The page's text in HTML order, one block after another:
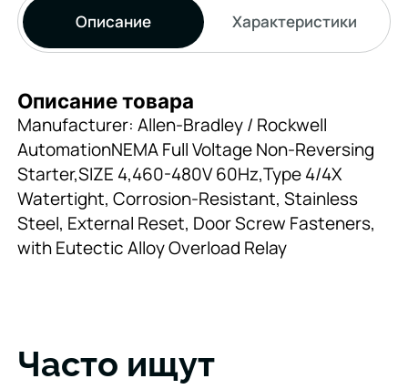
Описание Характеристики
Описание товара
Manufacturer: Allen-Bradley / Rockwell
AutomationNEMA Full Voltage Non-Reversing
Starter,SIZE 4,460-480V 60Hz,Type 4/4X
Watertight, Corrosion-Resistant, Stainless
Steel, External Reset, Door Screw Fasteners,
with Eutectic Alloy Overload Relay
Часто ищут